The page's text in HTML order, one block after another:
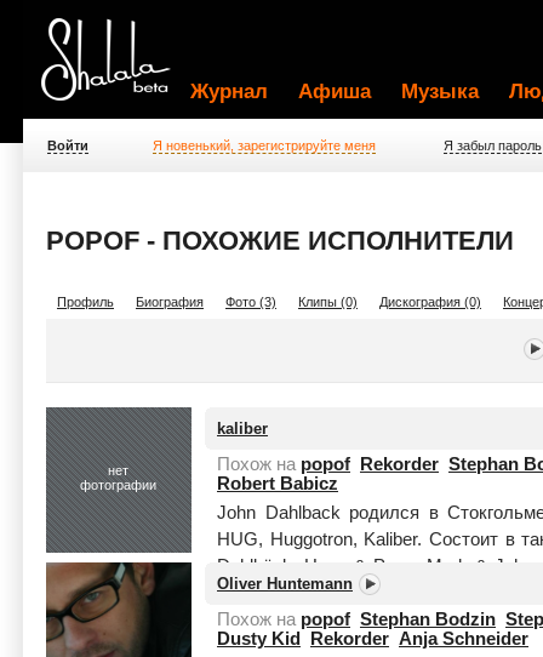
Журнал Афиша Музыка
Войти Я новенький, зарегистрируйте меня Я забыл пароль
POPOF - ПОХОЖИЕ ИСПОЛНИТЕЛИ
Профиль Биография Фото (3) Клипы (0) Дискография (0)
нет
фотографии
kaliber
Похож на popof Rekorder Stephan
Robert Babicz
John Dahlback родился в
HUG, Huggotron, Kaliber. Состоит в
Dahlbäck, Hugg & Pepp, Mark &
целиком
Oliver Huntemann
Похож на popof Stephan Bodzin
Dusty Kid
Rekorder Anja Schneider